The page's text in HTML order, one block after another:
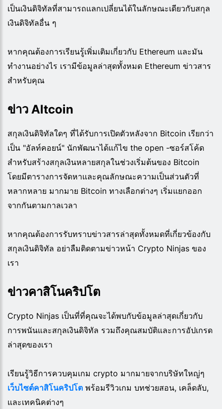
เป็นเงินดิจิทัลที่สามารถแลกเปลี่ยนได้ในลักษณะเดียวกับสกุล
เงินดิจิทัลอื่น ๆ
หากคุณต้องการเรียนรู้เพิ่มเติมเกี่ยวกับ Ethereum และมัน
ทำงานอย่างไร เรามีข้อมูลล่าสุดทั้งหมด Ethereum ข่าวสาร
สำหรับคุณ
ข่าว Altcoin
สกุลเงินดิจิทัลใดๆ ที่ได้รับการเปิดตัวหลังจาก Bitcoin เรียกว่า
เป็น "อัลท์คอยน์" นักพัฒนาได้แก้ไข the open -ซอร์สโค้ด
สำหรับสร้างสกุลเงินหลายสกุลในช่วงเริ่มต้นของ Bitcoin
โดยมีตารางการจัดหาและคุณลักษณะความเป็นส่วนตัวที่
หลากหลาย มากมาย Bitcoin ทางเลือกต่างๆ เริ่มแยกออก
จากกันตามกาลเวลา
หากคุณต้องการรับทราบข่าวสารล่าสุดทั้งหมดที่เกี่ยวข้องกับ
สกุลเงินดิจิทัล อย่าลืมติดตามข่าวหน้า Crypto Ninjas ของ
เรา
ข่าวคาสิโนคริปโต
Crypto Ninjas เป็นที่ที่คุณจะได้พบกับข้อมูลล่าสุดเกี่ยวกับ
การพนันและสกุลเงินดิจิทัล รวมถึงคุณสมบัติและการอัปเกรด
ล่าสุดของเรา
เรียนรู้วิธีการควบคุมเกม crypto มากมายจากบริษัทใหญ่ๆ
เว็บไซต์คาสิโนคริปโต พร้อมรีวิวเกม บทช่วยสอน, เคล็ดลับ,
และเทคนิคต่างๆ